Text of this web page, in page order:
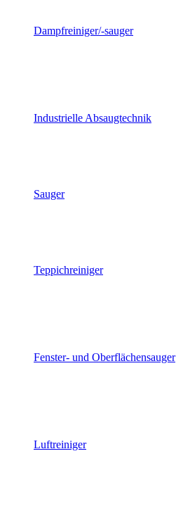
Dampfreiniger/-sauger
Industrielle Absaugtechnik
Sauger
Teppichreiniger
Fenster- und Oberflächensauger
Luftreiniger